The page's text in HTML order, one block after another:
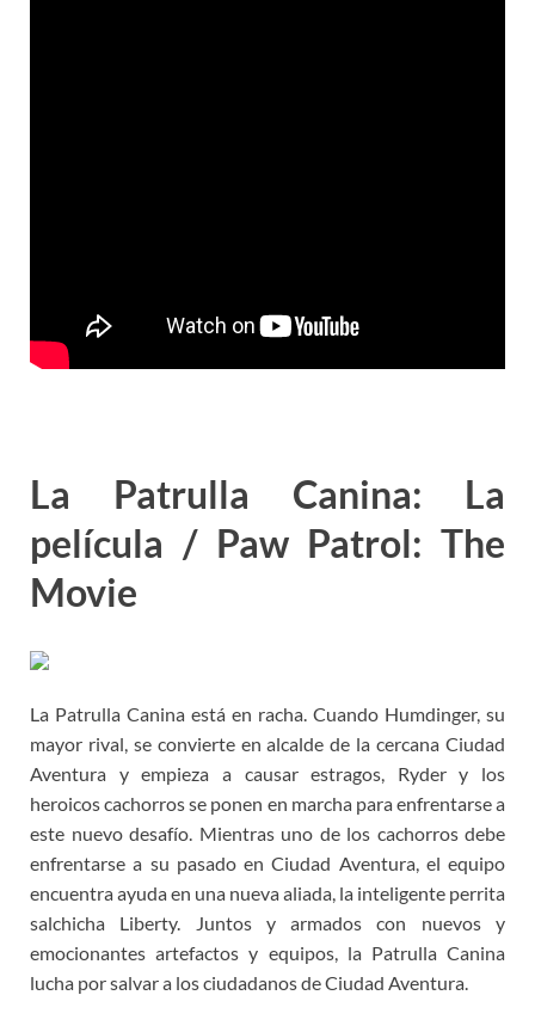
La Patrulla Canina: La
película / Paw Patrol: The
Movie
La Patrulla Canina está en racha. Cuando Humdinger, su
mayor rival, se convierte en alcalde de la cercana Ciudad
Aventura y empieza a causar estragos, Ryder y los
heroicos cachorros se ponen en marcha para enfrentarse a
este nuevo desafío. Mientras uno de los cachorros debe
enfrentarse a su pasado en Ciudad Aventura, el equipo
encuentra ayuda en una nueva aliada, la inteligente perrita
salchicha Liberty. Juntos y armados con nuevos y
emocionantes artefactos y equipos, la Patrulla Canina
lucha por salvar a los ciudadanos de Ciudad Aventura.